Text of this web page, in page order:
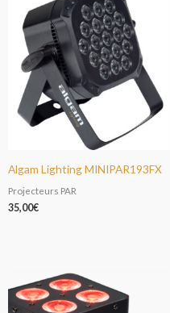
Algam Lighting MINIPAR193FX
Projecteurs PAR
35,00€